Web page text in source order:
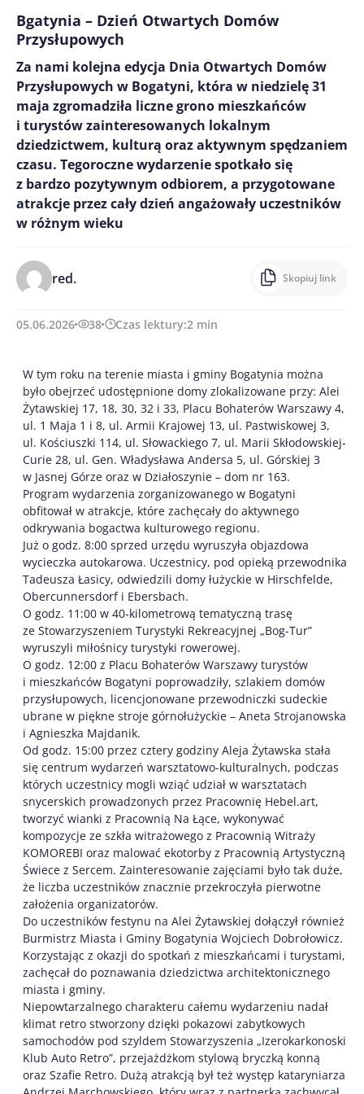
Bgatynia – Dzień Otwartych Domów
Przysłupowych
Za nami kolejna edycja Dnia Otwartych Domów
Przysłupowych w Bogatyni, która w niedzielę 31
maja zgromadziła liczne grono mieszkańców
i turystów zainteresowanych lokalnym
dziedzictwem, kulturą oraz aktywnym spędzaniem
czasu. Tegoroczne wydarzenie spotkało się
z bardzo pozytywnym odbiorem, a przygotowane
atrakcje przez cały dzień angażowały uczestników
w różnym wieku
red. Skopiuj link
05.06.2026 38 Czas lektury:2 min
W tym roku na terenie miasta i gminy Bogatynia można
było obejrzeć udostępnione domy zlokalizowane przy: Alei
Żytawskiej 17, 18, 30, 32 i 33, Placu Bohaterów Warszawy 4,
ul. 1 Maja 1 i 8, ul. Armii Krajowej 13, ul. Pastwiskowej 3,
ul. Kościuszki 114, ul. Słowackiego 7, ul. Marii Skłodowskiej-
Curie 28, ul. Gen. Władysława Andersa 5, ul. Górskiej 3
w Jasnej Górze oraz w Działoszynie – dom nr 163.
Program wydarzenia zorganizowanego w Bogatyni
obfitował w atrakcje, które zachęcały do aktywnego
odkrywania bogactwa kulturowego regionu.
Już o godz. 8:00 sprzed urzędu wyruszyła objazdowa
wycieczka autokarowa. Uczestnicy, pod opieką przewodnika
Tadeusza Łasicy, odwiedzili domy łużyckie w Hirschfelde,
Obercunnersdorf i Ebersbach.
O godz. 11:00 w 40-kilometrową tematyczną trasę
ze Stowarzyszeniem Turystyki Rekreacyjnej „Bog-Tur”
wyruszyli miłośnicy turystyki rowerowej.
O godz. 12:00 z Placu Bohaterów Warszawy turystów
i mieszkańców Bogatyni poprowadziły, szlakiem domów
przysłupowych, licencjonowane przewodniczki sudeckie
ubrane w piękne stroje górnołużyckie – Aneta Strojanowska
i Agnieszka Majdanik.
Od godz. 15:00 przez cztery godziny Aleja Żytawska stała
się centrum wydarzeń warsztatowo-kulturalnych, podczas
których uczestnicy mogli wziąć udział w warsztatach
snycerskich prowadzonych przez Pracownię Hebel.art,
tworzyć wianki z Pracownią Na Łące, wykonywać
kompozycje ze szkła witrażowego z Pracownią Witraży
KOMOREBI oraz malować ekotorby z Pracownią Artystyczną
Świece z Sercem. Zainteresowanie zajęciami było tak duże,
że liczba uczestników znacznie przekroczyła pierwotne
założenia organizatorów.
Do uczestników festynu na Alei Żytawskiej dołączył również
Burmistrz Miasta i Gminy Bogatynia Wojciech Dobrołowicz.
Korzystając z okazji do spotkań z mieszkańcami i turystami,
zachęcał do poznawania dziedzictwa architektonicznego
miasta i gminy.
Niepowtarzalnego charakteru całemu wydarzeniu nadał
klimat retro stworzony dzięki pokazowi zabytkowych
samochodów pod szyldem Stowarzyszenia „Izerokarkonoski
Klub Auto Retro”, przejażdżkom stylową bryczką konną
oraz Szafie Retro. Dużą atrakcją był też występ kataryniarza